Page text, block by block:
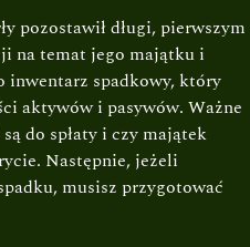
pozostawił długi, pierwszym
na temat jego majątku i
inwentarz spadkowy, który
aktywów i pasywów. Ważne
do spłaty i czy majątek
Następnie, jeżeli
musisz przygotować